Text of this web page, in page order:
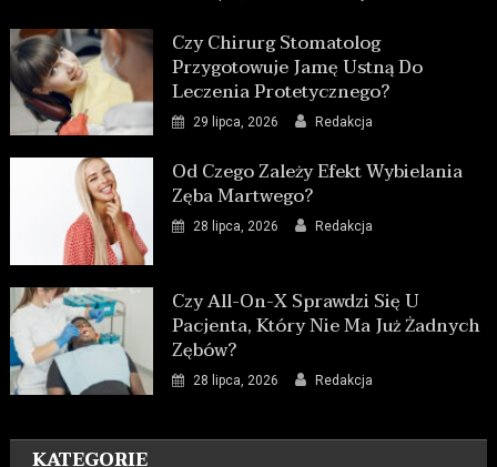
Czy Chirurg Stomatolog
Przygotowuje Jamę Ustną Do
Leczenia Protetycznego?
29 lipca, 2026 Redakcja
Od Czego Zależy Efekt Wybielania
Zęba Martwego?
28 lipca, 2026 Redakcja
Czy All-On-X Sprawdzi Się U
Pacjenta, Który Nie Ma Już Żadnych
Zębów?
28 lipca, 2026 Redakcja
KATEGORIE